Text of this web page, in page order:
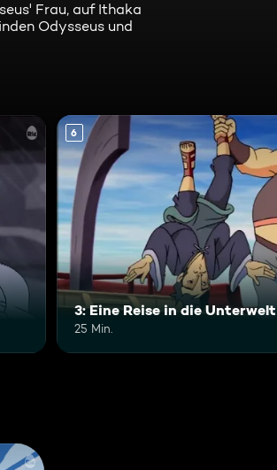
Frau, auf Ithaka
Odysseus und
6
3: Eine Reise in die Unterwelt
25 Min.